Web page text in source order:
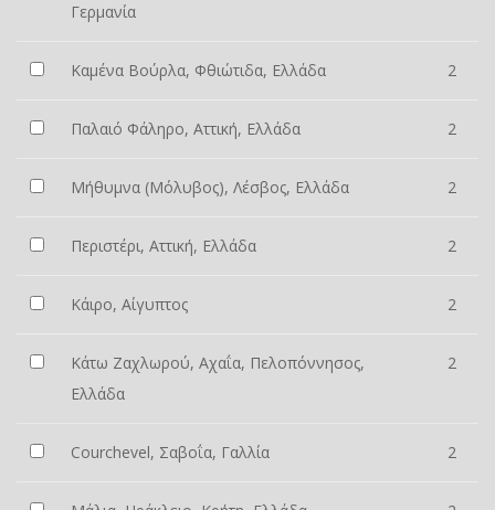
Γερμανία
Καμένα Βούρλα, Φθιώτιδα, Ελλάδα 2
Παλαιό Φάληρο, Αττική, Ελλάδα 2
Μήθυμνα (Μόλυβος), Λέσβος, Ελλάδα 2
Περιστέρι, Αττική, Ελλάδα 2
Κάιρο, Αίγυπτος 2
Κάτω Ζαχλωρού, Αχαΐα, Πελοπόννησος,
Ελλάδα
2
Courchevel, Σαβοΐα, Γαλλία 2